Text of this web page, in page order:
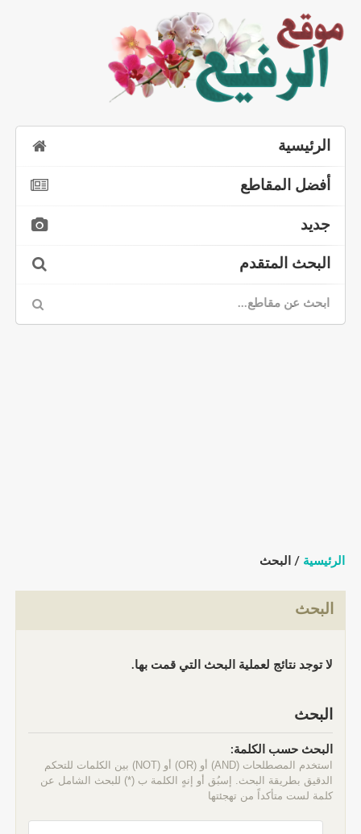
الرئيسية
أفضل المقاطع
جديد
البحث المتقدم
الرئيسية / البحث
البحث
لا توجد نتائج لعملية البحث التي قمت بها.
البحث
البحث حسب الكلمة:
استخدم المصطلحات (AND) أو (OR) أو (NOT) بين الكلمات للتحكم
الدقيق بطريقة البحث. إسبُق أو إنهٍ الكلمة ب (*) للبحث الشامل عن
كلمة لست متأكداً من تهجئتها